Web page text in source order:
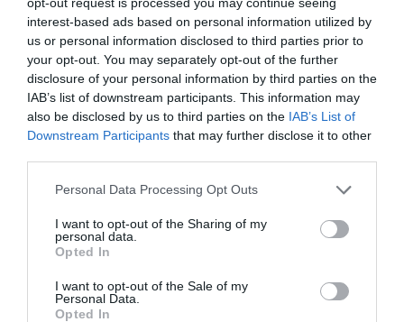
interest-based ads based on personal information utilized by
us or personal information disclosed to third parties prior to
your opt-out. You may separately opt-out of the further
disclosure of your personal information by third parties on the
IAB’s list of downstream participants. This information may
also be disclosed by us to third parties on the IAB’s List of
Downstream Participants that may further disclose it to other
Personal Data Processing Opt Outs
I want to opt-out of the Sharing of my
personal data.
Opted In
I want to opt-out of the Sale of my
Personal Data.
Opted In
Legends
quieres más información, contacta con nosotros a
través deintelligence@2playbook.com.
Añadir2Playbookcomo fuente preferida de Google
de forma gratuita
Mantente informado con las últimas noticias de actualidad.
ACTIVAR AHORA
Compartir
Imprimir